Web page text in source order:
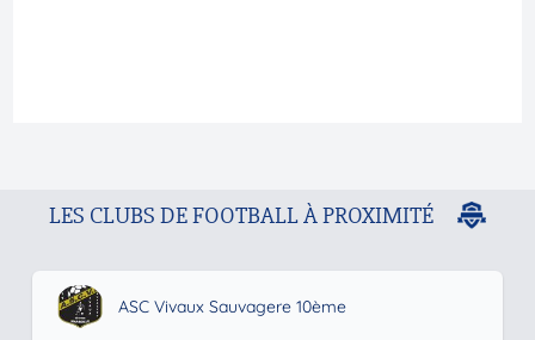
LES CLUBS DE FOOTBALL À PROXIMITÉ
ASC Vivaux Sauvagere 10ème